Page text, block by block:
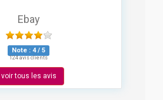
Ebay
Note : 4/ 5
124 avis clients
voir tous les avis